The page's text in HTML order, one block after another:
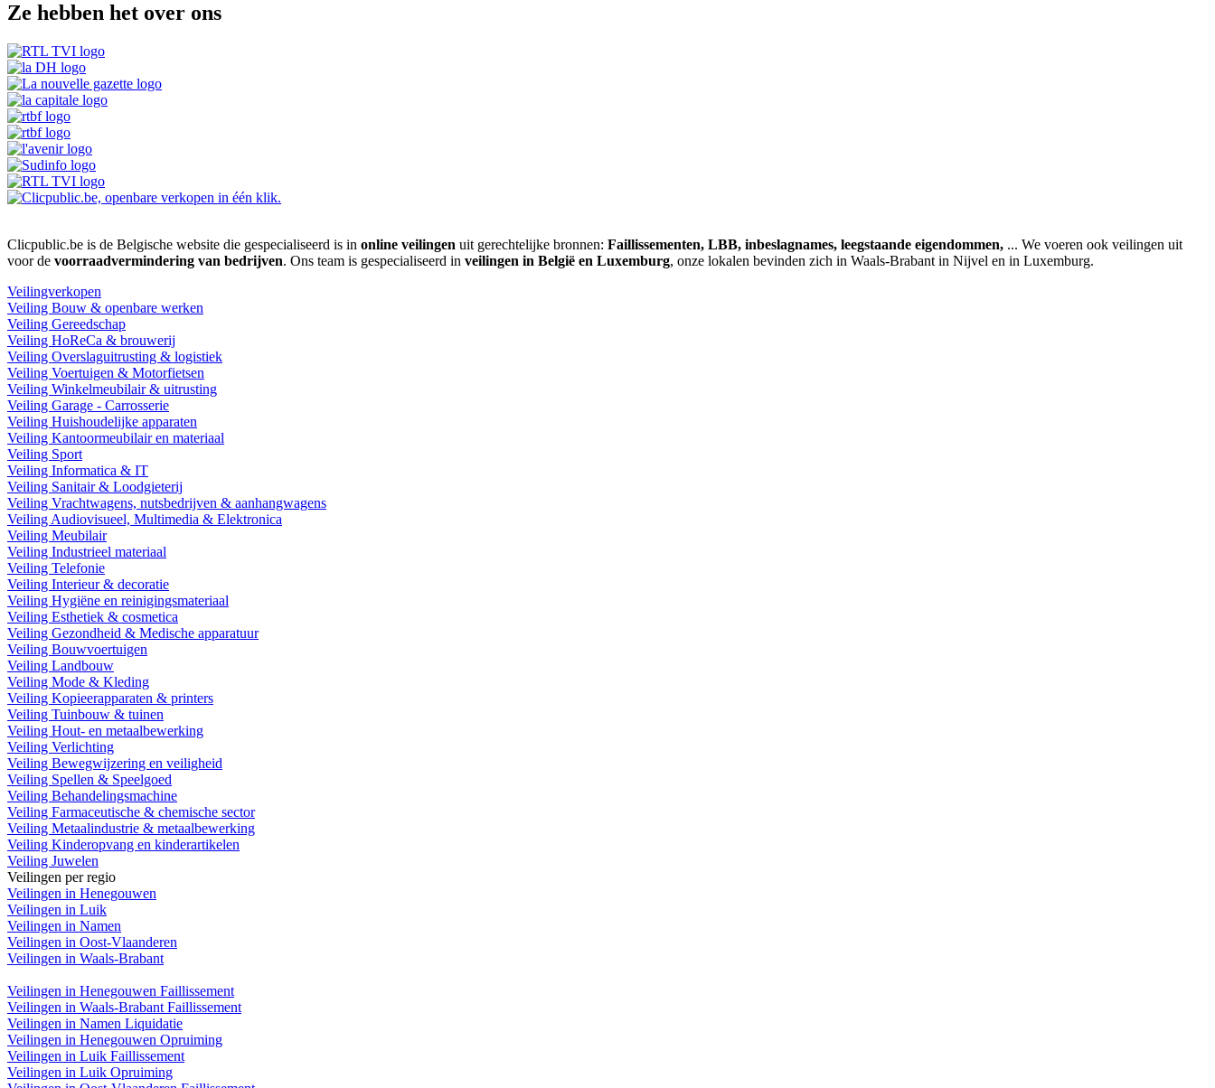
Ze hebben het over ons
Clicpublic.be is de Belgische website die gespecialiseerd is in online veilingen uit gerechtelijke bronnen: Faillissementen, LBB, inbeslagnames, leegstaande eigendommen, ... We voeren ook veilingen uit
voor de voorraadvermindering van bedrijven. Ons team is gespecialiseerd in veilingen in België en Luxemburg, onze lokalen bevinden zich in Waals-Brabant in Nijvel en in Luxemburg.
Veilingverkopen
Veiling Bouw & openbare werken
Veiling Gereedschap
Veiling HoReCa & brouwerij
Veiling Overslaguitrusting & logistiek
Veiling Voertuigen & Motorfietsen
Veiling Winkelmeubilair & uitrusting
Veiling Garage - Carrosserie
Veiling Huishoudelijke apparaten
Veiling Kantoormeubilair en materiaal
Veiling Sport
Veiling Informatica & IT
Veiling Sanitair & Loodgieterij
Veiling Vrachtwagens, nutsbedrijven & aanhangwagens
Veiling Audiovisueel, Multimedia & Elektronica
Veiling Meubilair
Veiling Industrieel materiaal
Veiling Telefonie
Veiling Interieur & decoratie
Veiling Hygiëne en reinigingsmateriaal
Veiling Esthetiek & cosmetica
Veiling Gezondheid & Medische apparatuur
Veiling Bouwvoertuigen
Veiling Landbouw
Veiling Mode & Kleding
Veiling Kopieerapparaten & printers
Veiling Tuinbouw & tuinen
Veiling Hout- en metaalbewerking
Veiling Verlichting
Veiling Bewegwijzering en veiligheid
Veiling Spellen & Speelgoed
Veiling Behandelingsmachine
Veiling Farmaceutische & chemische sector
Veiling Metaalindustrie & metaalbewerking
Veiling Kinderopvang en kinderartikelen
Veiling Juwelen
Veilingen per regio
Veilingen in Henegouwen
Veilingen in Luik
Veilingen in Namen
Veilingen in Oost-Vlaanderen
Veilingen in Waals-Brabant
Veilingen in Henegouwen Faillissement
Veilingen in Waals-Brabant Faillissement
Veilingen in Namen Liquidatie
Veilingen in Henegouwen Opruiming
Veilingen in Luik Faillissement
Veilingen in Luik Opruiming